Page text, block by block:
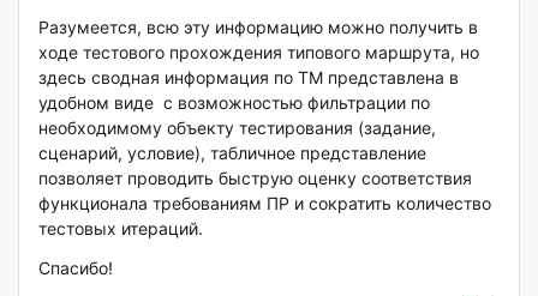
Разумеется, всю эту информацию можно получить в
ходе тестового прохождения типового маршрута, но
здесь сводная информация по ТМ представлена в
удобном виде с возможностью фильтрации по
необходимому объекту тестирования (задание,
сценарий, условие), табличное представление
позволяет проводить быструю оценку соответствия
функционала требованиям ПР и сократить количество
тестовых итераций.
Спасибо!